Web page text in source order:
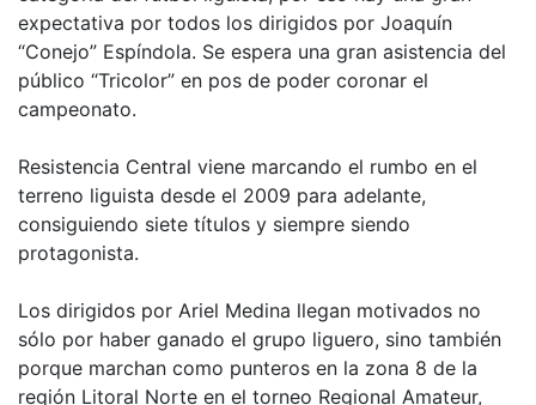
expectativa por todos los dirigidos por Joaquín
“Conejo” Espíndola. Se espera una gran asistencia del
público “Tricolor” en pos de poder coronar el
campeonato.
Resistencia Central viene marcando el rumbo en el
terreno liguista desde el 2009 para adelante,
consiguiendo siete títulos y siempre siendo
protagonista.
Los dirigidos por Ariel Medina llegan motivados no
sólo por haber ganado el grupo liguero, sino también
porque marchan como punteros en la zona 8 de la
región Litoral Norte en el torneo Regional Amateur,